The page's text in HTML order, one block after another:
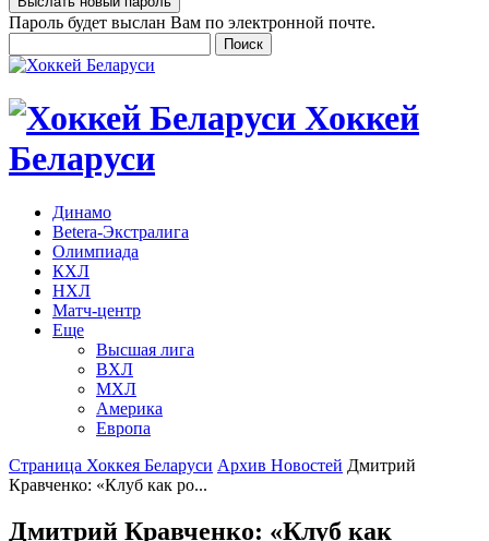
Пароль будет выслан Вам по электронной почте.
Хоккей
Беларуси
Динамо
Betera-Экстралига
Олимпиада
КХЛ
НХЛ
Матч-центр
Еще
Высшая лига
ВХЛ
МХЛ
Америка
Европа
Страница Хоккея Беларуси Архив Новостей Дмитрий
Кравченко: «Клуб как ро...
Дмитрий Кравченко: «Клуб как